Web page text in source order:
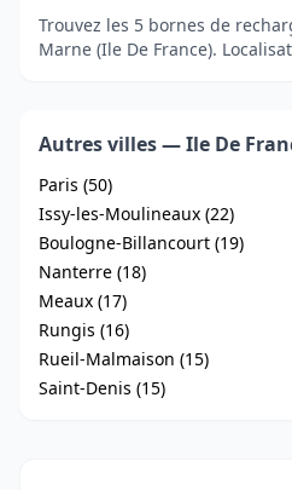
Trouvez les 5 bornes de
Marne (Ile De France).
Autres villes — Ile De
Paris (50)
Issy-les-Moulineaux (22)
Boulogne-Billancourt (19)
Nanterre (18)
Meaux (17)
Rungis (16)
Rueil-Malmaison (15)
Saint-Denis (15)